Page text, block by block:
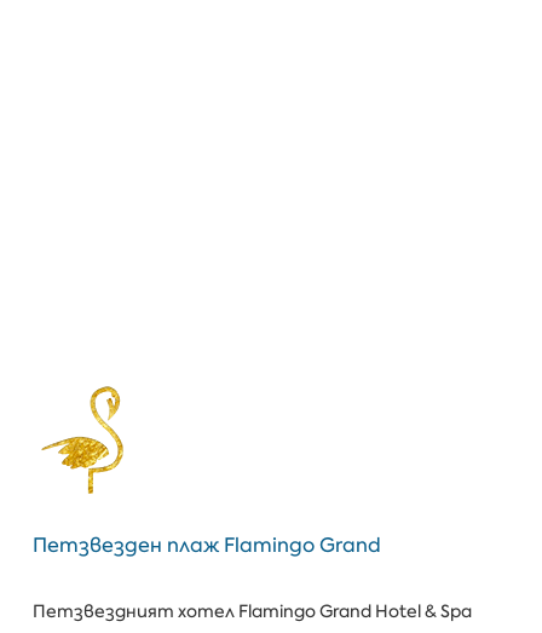
Петзвезден плаж Flamingo Grand
Петзвездният хотел Flamingo Grand Hotel & Spa